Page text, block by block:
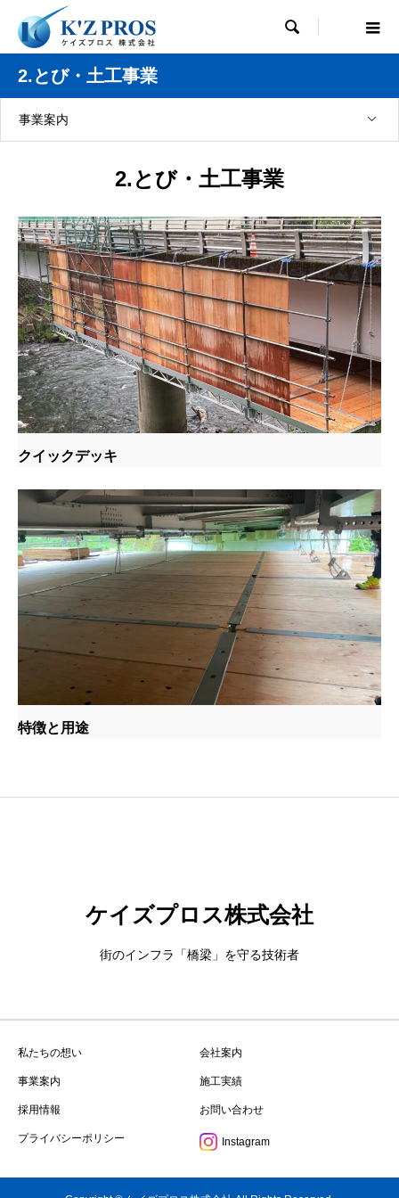

2.とび・土工事業
事業案内
2.とび・土工事業
クイックデッキ
特徴と用途
ケイズプロス株式会社
街のインフラ「橋梁」を守る技術者
私たちの想い 会社案内
事業案内 施工実績
採用情報 お問い合わせ
プライバシーポリシー Instagram